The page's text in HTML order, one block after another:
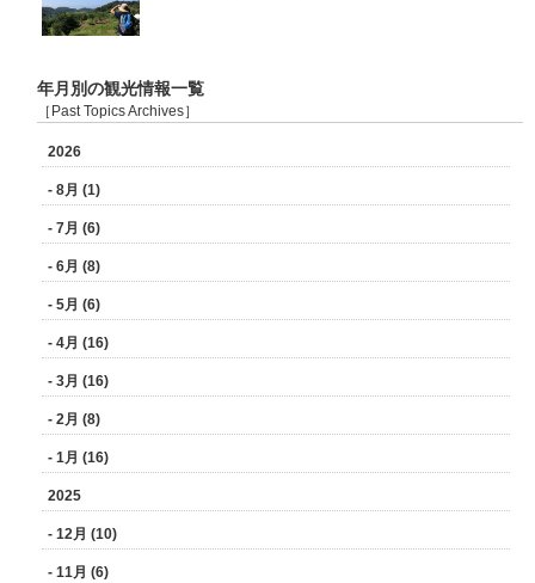
年月別の観光情報一覧
［Past Topics Archives］
2026
- 8月 (1)
- 7月 (6)
- 6月 (8)
- 5月 (6)
- 4月 (16)
- 3月 (16)
- 2月 (8)
- 1月 (16)
2025
- 12月 (10)
- 11月 (6)